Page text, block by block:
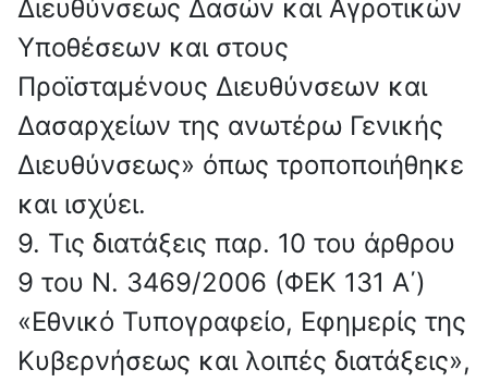
Διευθύνσεως Δασών και Αγροτικών
Υποθέσεων και στους
Προϊσταμένους Διευθύνσεων και
Δασαρχείων της ανωτέρω Γενικής
Διευθύνσεως» όπως τροποποιήθηκε
και ισχύει.
9. Τις διατάξεις παρ. 10 του άρθρου
9 του Ν. 3469/2006 (ΦΕΚ 131 Α΄)
«Εθνικό Τυπογραφείο, Εφημερίς της
Κυβερνήσεως και λοιπές διατάξεις»,